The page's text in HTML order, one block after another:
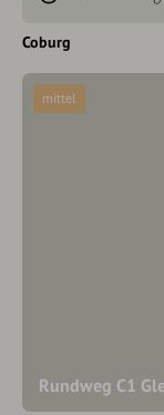
Coburg
Rundweg C1
mittel